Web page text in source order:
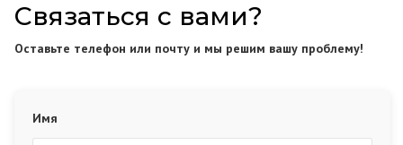
Связаться с вами?
Оставьте телефон или почту и мы решим вашу проблему!
Имя